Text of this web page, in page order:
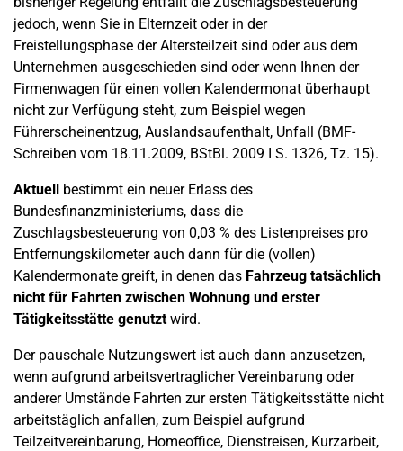
jedoch, wenn Sie in Elternzeit oder in der
Freistellungsphase der Altersteilzeit sind oder aus dem
Unternehmen ausgeschieden sind oder wenn Ihnen der
Firmenwagen für einen vollen Kalendermonat überhaupt
nicht zur Verfügung steht, zum Beispiel wegen
Führerscheinentzug, Auslandsaufenthalt, Unfall (BMF-
Schreiben vom 18.11.2009, BStBl. 2009 I S. 1326, Tz. 15).
Aktuell bestimmt ein neuer Erlass des
Bundesfinanzministeriums, dass die
Zuschlagsbesteuerung von 0,03 % des Listenpreises pro
Entfernungskilometer auch dann für die (vollen)
Kalendermonate greift, in denen das Fahrzeug tatsächlich
nicht für Fahrten zwischen Wohnung und erster
Tätigkeitsstätte genutztwird.
Der pauschale Nutzungswert ist auch dann anzusetzen,
wenn aufgrund arbeitsvertraglicher Vereinbarung oder
anderer Umstände Fahrten zur ersten Tätigkeitsstätte nicht
arbeitstäglich anfallen, zum Beispiel aufgrund
Teilzeitvereinbarung, Homeoffice, Dienstreisen, Kurzarbeit,